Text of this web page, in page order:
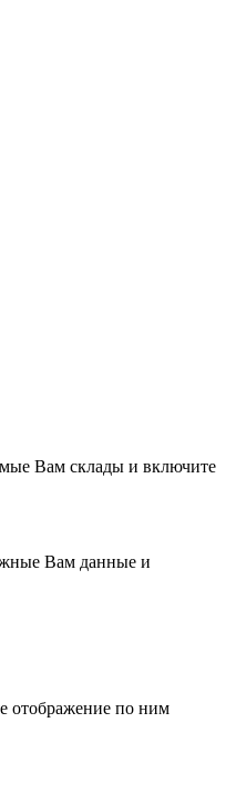
Вам склады и включите
Вам данные и
отображение по ним